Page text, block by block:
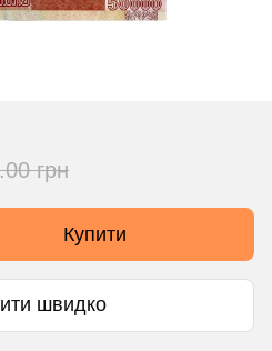
грн
Купити
швидко